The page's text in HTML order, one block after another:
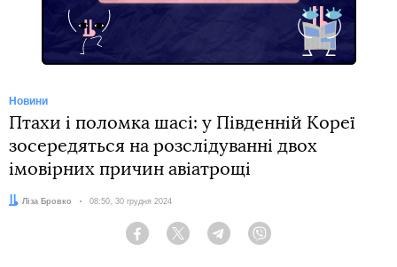
Новини
Птахи і поломка шасі: у Південній Кореї
зосередяться на розслідуванні двох
імовірних причин авіатрощі
Автор:
Ліза Бровко Дата:
08:50, 30 грудня 2024
Facebook Twitter Telegram